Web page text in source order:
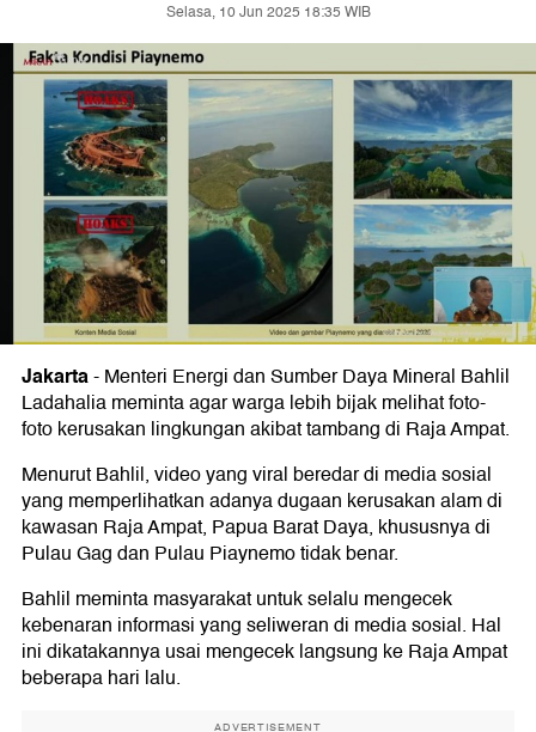
Selasa, 10 Jun 2025 18:35 WIB
Jakarta-Menteri Energi dan Sumber Daya Mineral Bahlil
Ladahalia meminta agar warga lebih bijak melihat foto-
foto kerusakan lingkungan akibat tambang di Raja Ampat.
Menurut Bahlil, video yang viral beredar di media sosial
yang memperlihatkan adanya dugaan kerusakan alam di
kawasan Raja Ampat, Papua Barat Daya, khususnya di
Pulau Gag dan Pulau Piaynemo tidak benar.
Bahlil meminta masyarakat untuk selalu mengecek
kebenaran informasi yang seliweran di media sosial. Hal
ini dikatakannya usai mengecek langsung ke Raja Ampat
beberapa hari lalu.
ADVERTISEMENT